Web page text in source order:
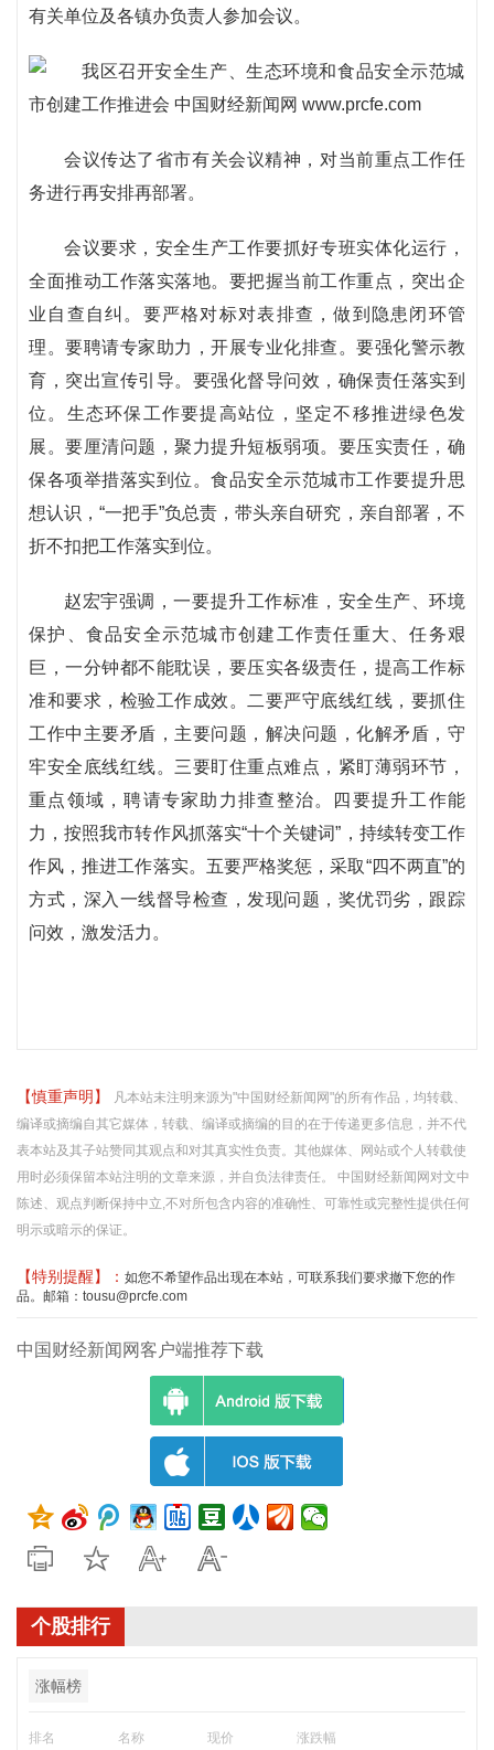
有关单位及各镇办负责人参加会议。
会议传达了省市有关会议精神，对当前重点工作任
务进行再安排再部署。
会议要求，安全生产工作要抓好专班实体化运行，
全面推动工作落实落地。要把握当前工作重点，突出企
业自查自纠。要严格对标对表排查，做到隐患闭环管
理。要聘请专家助力，开展专业化排查。要强化警示教
育，突出宣传引导。要强化督导问效，确保责任落实到
位。生态环保工作要提高站位，坚定不移推进绿色发
展。要厘清问题，聚力提升短板弱项。要压实责任，确
保各项举措落实到位。食品安全示范城市工作要提升思
想认识，“一把手”负总责，带头亲自研究，亲自部署，不
折不扣把工作落实到位。
赵宏宇强调，一要提升工作标准，安全生产、环境
保护、食品安全示范城市创建工作责任重大、任务艰
巨，一分钟都不能耽误，要压实各级责任，提高工作标
准和要求，检验工作成效。二要严守底线红线，要抓住
工作中主要矛盾，主要问题，解决问题，化解矛盾，守
牢安全底线红线。三要盯住重点难点，紧盯薄弱环节，
重点领域，聘请专家助力排查整治。四要提升工作能
力，按照我市转作风抓落实“十个关键词”，持续转变工作
作风，推进工作落实。五要严格奖惩，采取“四不两直”的
方式，深入一线督导检查，发现问题，奖优罚劣，跟踪
问效，激发活力。
【慎重声明】
凡本站未注明来源为"中国财经新闻网"的所有作品，均转载、
编译或摘编自其它媒体，转载、编译或摘编的目的在于传递更多信息，并不代
表本站及其子站赞同其观点和对其真实性负责。其他媒体、网站或个人转载使
用时必须保留本站注明的文章来源，并自负法律责任。 中国财经新闻网对文中
陈述、观点判断保持中立,不对所包含内容的准确性、可靠性或完整性提供任何
明示或暗示的保证。
【特别提醒】： 如您不希望作品出现在本站，可联系我们要求撤下您的作
品。邮箱：tousu@prcfe.com
中国财经新闻网客户端推荐下载
个股排行
涨幅榜
排名 名称 现价 涨跌幅